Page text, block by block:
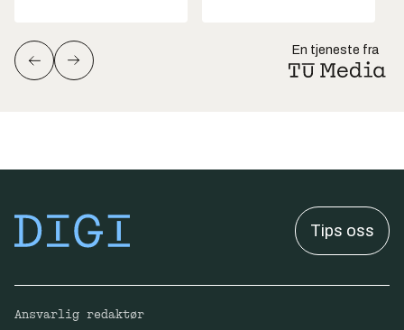
En tjeneste fra
Tips oss
Ansvarlig redaktør